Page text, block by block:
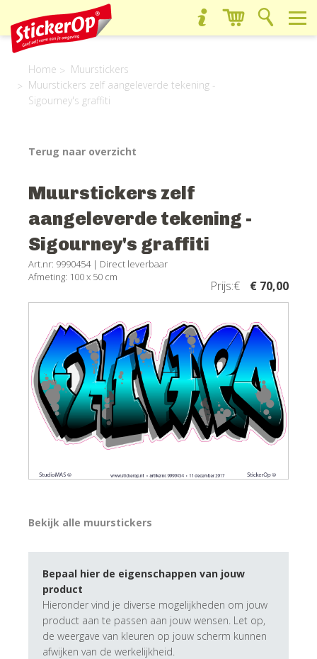
Home
Muurstickers
Muurstickers zelf aangeleverde tekening -
Sigourney's graffiti
Terug naar overzicht
Muurstickers zelf
aangeleverde tekening -
Sigourney's graffiti
Art.nr: 9990454 | Direct leverbaar
Afmeting: 100 x 50 cm
Prijs:€ € 70,00
Bekijk alle muurstickers
Bepaal hier de eigenschappen van jouw
product
Hieronder vind je diverse mogelijkheden om jouw
product aan te passen aan jouw wensen. Let op,
de weergave van kleuren op jouw scherm kunnen
afwijken van de werkelijkheid.